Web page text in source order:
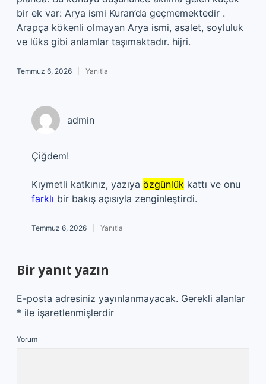
bir ek var: Arya ismi Kuran’da geçmemektedir .
Arapça kökenli olmayan Arya ismi, asalet, soyluluk
ve lüks gibi anlamlar taşımaktadır. hijri.
Temmuz 6, 2026 Yanıtla
admin
Çiğdem!
Kıymetli katkınız, yazıya özgünlük kattı ve onu
farklı bir bakış açısıyla zenginleştirdi.
Temmuz 6, 2026 Yanıtla
Bir yanıt yazın
E-posta adresiniz yayınlanmayacak. Gerekli alanlar
* ile işaretlenmişlerdir
Yorum